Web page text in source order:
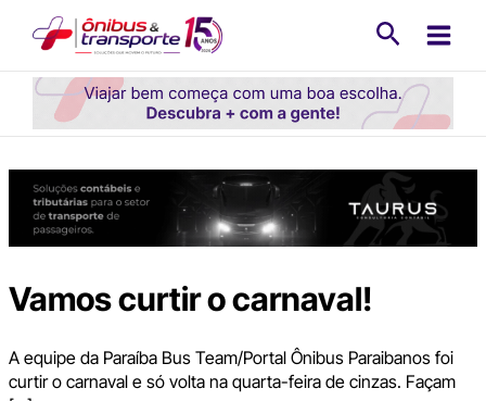
conteúdo
Vamos curtir o carnaval!
A equipe da Paraíba Bus Team/Portal Ônibus Paraibanos foi
curtir o carnaval e só volta na quarta-feira de cinzas. Façam